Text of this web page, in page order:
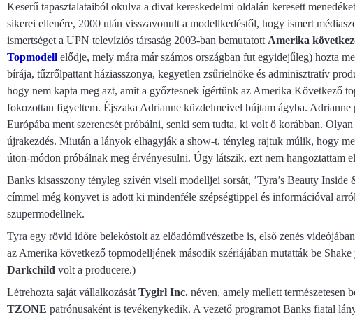
Keserű tapasztalataiból okulva a divat kereskedelmi oldalán keresett
sikerei ellenére, 2000 után visszavonult a modellkedéstől, hogy ismert
ismertséget a UPN televíziós társaság 2003-ban bemutatott Amerika
Topmodell elődje, mely mára már számos országban fut egyidejűleg) hozta
bírája, tűzrőlpattant háziasszonya, kegyetlen zsűrielnöke és adminisztratív
hogy nem kapta meg azt, amit a győztesnek ígértünk az Amerika Következő
fokozottan figyeltem. Éjszaka Adrianne küzdelmeivel bújtam ágyba.
Európába ment szerencsét próbálni, senki sem tudta, ki volt ő korábban.
újrakezdés. Miután a lányok elhagyják a show-t, tényleg rajtuk múlik, hogy
úton-módon próbálnak meg érvényesülni. Úgy látszik, ezt nem hangoztattam
Banks kisasszony tényleg szívén viseli modelljei sorsát, ’Tyra’s Beauty
címmel még könyvet is adott ki mindenféle szépségtippel és információval
szupermodellnek.
Tyra egy rövid időre belekóstolt az előadóművészetbe is, első zenés
az Amerika következő topmodelljének második szériájában mutatták be
Darkchild volt a producere.)
Létrehozta saját vállalkozását Tygirl Inc. néven, amely mellett természetesen
TZONE patrónusaként is tevékenykedik. A vezető programot Banks fiatal